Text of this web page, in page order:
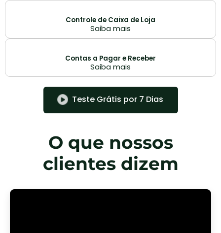
Controle de Caixa de Loja
Saiba mais
Contas a Pagar e Receber
Saiba mais
Teste Grátis por 7 Dias
O que nossos
clientes dizem